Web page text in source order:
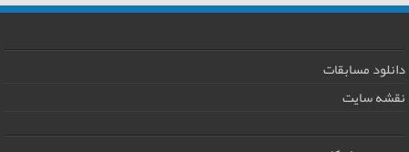
دانلود مسابقات
نقشه سایت